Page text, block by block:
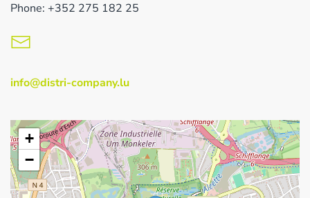
Phone: +352 275 182 25
info@distri-company.lu
+
−